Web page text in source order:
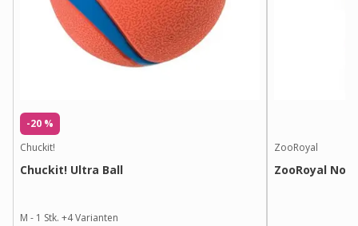
-20 %
Chuckit!
Chuckit! Ultra Ball
M - 1 Stk. +4Varianten
ZooRoyal
ZooRoyal